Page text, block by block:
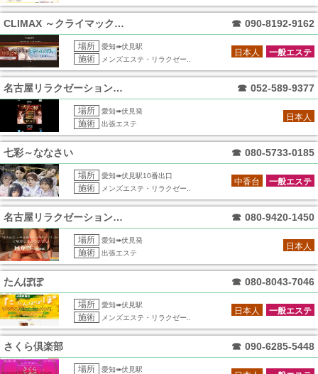
CLIMAX ～クライマックス～ ☎ 090-8192-9162
場所 愛知➠伏見駅
施術 メンズエステ・リラクゼー..
一般エステ
日本人
名古屋リラクゼーション爽マッサージ倶楽部 ☎ 052-589-9377
場所 愛知➠伏見発
施術 出張エステ
日本人
七彩～ななさい ☎ 080-5733-0185
場所 愛知➠伏見駅10番出口
施術 メンズエステ・リラクゼー..
一般エステ
中香台
名古屋リラクゼーション爽マッサージ倶楽部 ☎ 080-9420-1450
場所 愛知➠伏見発
施術 出張エステ
日本人
たんぽぽ ☎ 080-8043-7046
場所 愛知➠伏見駅
施術 メンズエステ・リラクゼー..
一般エステ
日本人
さくら倶楽部 ☎ 090-6285-5448
場所 愛知➠伏見駅